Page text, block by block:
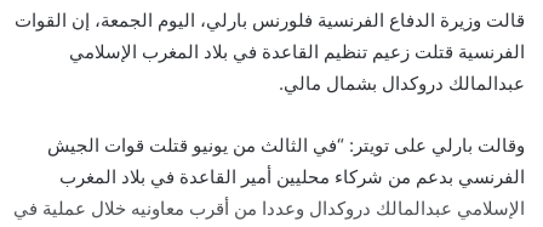
قالت وزيرة الدفاع الفرنسية فلورنس بارلي، اليوم الجمعة، إن القوات
الفرنسية قتلت زعيم تنظيم القاعدة في بلاد المغرب الإسلامي
عبدالمالك دروكدال بشمال مالي.
وقالت بارلي على تويتر: “في الثالث من يونيو قتلت قوات الجيش
الفرنسي بدعم من شركاء محليين أمير القاعدة في بلاد المغرب
الإسلامي عبدالمالك دروكدال وعددا من أقرب معاونيه خلال عملية في